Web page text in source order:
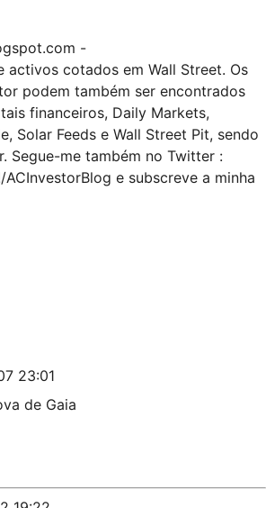
-
activos cotados em Wall Street. Os
podem também ser encontrados
financeiros, Daily Markets,
Solar Feeds e Wall Street Pit, sendo
Segue-me também no Twitter :
e subscreve a minha
23:01
de Gaia